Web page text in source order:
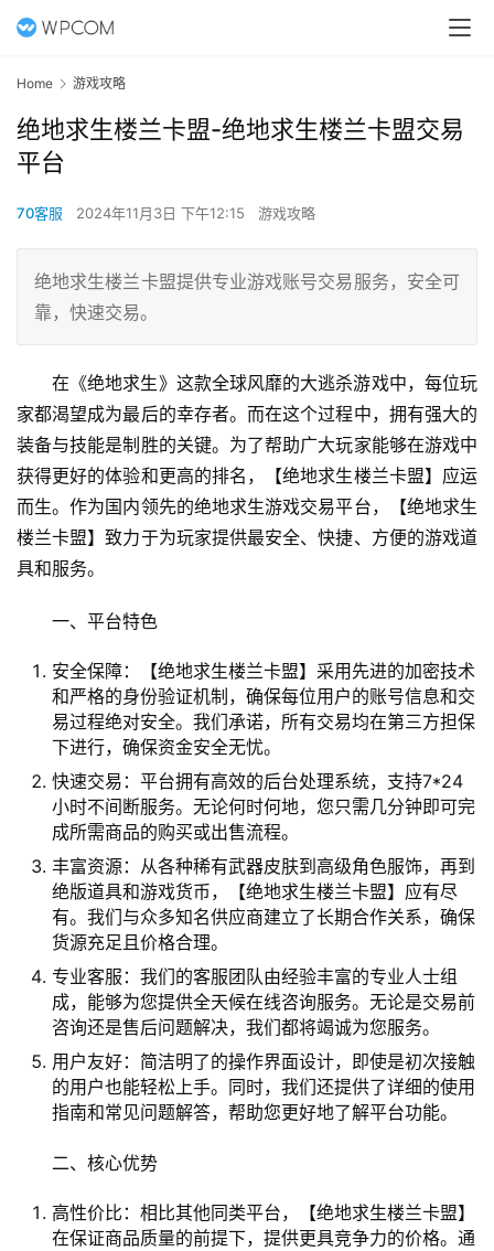
Home 游戏攻略
绝地求生楼兰卡盟-绝地求生楼兰卡盟交易
平台
70客服 2024年11月3日 下午12:15 游戏攻略
绝地求生楼兰卡盟提供专业游戏账号交易服务，安全可
靠，快速交易。
在《绝地求生》这款全球风靡的大逃杀游戏中，每位玩
家都渴望成为最后的幸存者。而在这个过程中，拥有强大的
装备与技能是制胜的关键。为了帮助广大玩家能够在游戏中
获得更好的体验和更高的排名，【绝地求生楼兰卡盟】应运
而生。作为国内领先的绝地求生游戏交易平台，【绝地求生
楼兰卡盟】致力于为玩家提供最安全、快捷、方便的游戏道
具和服务。
一、平台特色
安全保障：【绝地求生楼兰卡盟】采用先进的加密技术
和严格的身份验证机制，确保每位用户的账号信息和交
易过程绝对安全。我们承诺，所有交易均在第三方担保
下进行，确保资金安全无忧。
快速交易：平台拥有高效的后台处理系统，支持7*24
小时不间断服务。无论何时何地，您只需几分钟即可完
成所需商品的购买或出售流程。
丰富资源：从各种稀有武器皮肤到高级角色服饰，再到
绝版道具和游戏货币，【绝地求生楼兰卡盟】应有尽
有。我们与众多知名供应商建立了长期合作关系，确保
货源充足且价格合理。
专业客服：我们的客服团队由经验丰富的专业人士组
成，能够为您提供全天候在线咨询服务。无论是交易前
咨询还是售后问题解决，我们都将竭诚为您服务。
用户友好：简洁明了的操作界面设计，即使是初次接触
的用户也能轻松上手。同时，我们还提供了详细的使用
指南和常见问题解答，帮助您更好地了解平台功能。
二、核心优势
高性价比：相比其他同类平台，【绝地求生楼兰卡盟】
在保证商品质量的前提下，提供更具竞争力的价格。通